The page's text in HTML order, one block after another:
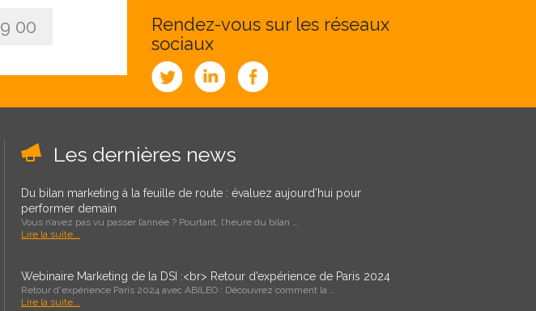
00
Rendez-vous sur les réseaux
sociaux
Les dernières news
Du bilan marketing à la feuille de route : évaluez aujourd’hui pour
performer demain
Vous n’avez pas vu passer l’année ? Pourtant, l’heure du bilan …
Lire la suite...
Webinaire Marketing de la DSI :<br> Retour d’expérience de Paris 2024
Retour d'expérience Paris 2024 avec ABILEO : Découvrez comment la …
Lire la suite...